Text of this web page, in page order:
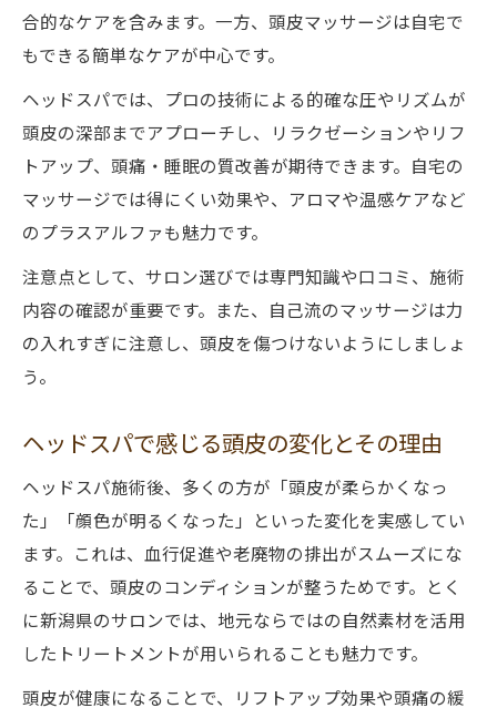
合的なケアを含みます。一方、頭皮マッサージは自宅で
もできる簡単なケアが中心です。
ヘッドスパでは、プロの技術による的確な圧やリズムが
頭皮の深部までアプローチし、リラクゼーションやリフ
トアップ、頭痛・睡眠の質改善が期待できます。自宅の
マッサージでは得にくい効果や、アロマや温感ケアなど
のプラスアルファも魅力です。
注意点として、サロン選びでは専門知識や口コミ、施術
内容の確認が重要です。また、自己流のマッサージは力
の入れすぎに注意し、頭皮を傷つけないようにしましょ
う。
ヘッドスパで感じる頭皮の変化とその理由
ヘッドスパ施術後、多くの方が「頭皮が柔らかくなっ
た」「顔色が明るくなった」といった変化を実感してい
ます。これは、血行促進や老廃物の排出がスムーズにな
ることで、頭皮のコンディションが整うためです。とく
に新潟県のサロンでは、地元ならではの自然素材を活用
したトリートメントが用いられることも魅力です。
頭皮が健康になることで、リフトアップ効果や頭痛の緩